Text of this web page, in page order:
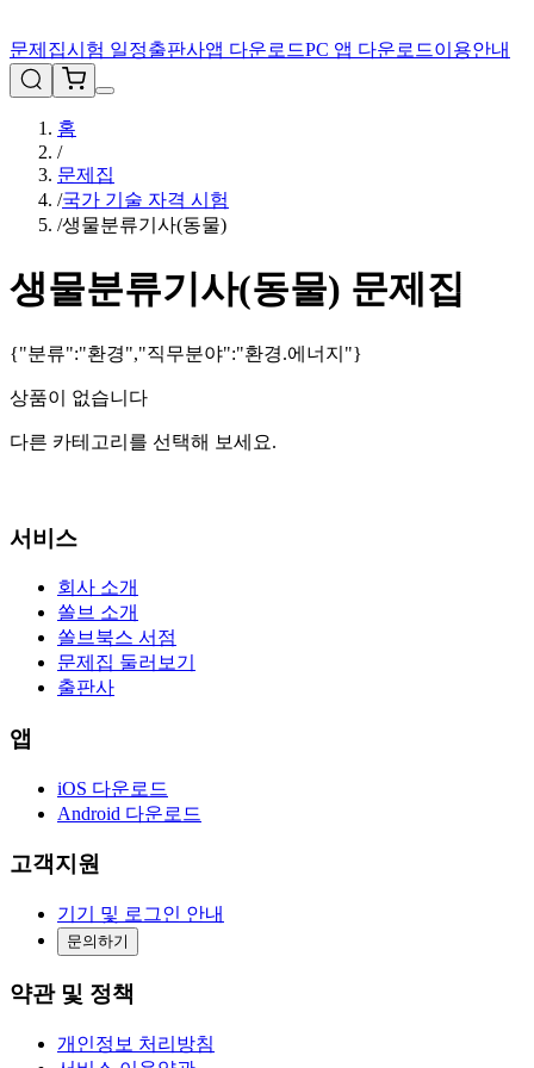
문제집시험 일정출판사앱 다운로드PC 앱 다운로드이용안내
홈
/
문제집
/국가 기술 자격 시험
/생물분류기사(동물)
생물분류기사(동물) 문제집
{"분류":"환경","직무분야":"환경.에너지"}
상품이 없습니다
다른 카테고리를 선택해 보세요.
서비스
회사 소개
쏠브 소개
쏠브북스 서점
문제집 둘러보기
출판사
앱
iOS 다운로드
Android 다운로드
고객지원
기기 및 로그인 안내
문의하기
약관 및 정책
개인정보 처리방침